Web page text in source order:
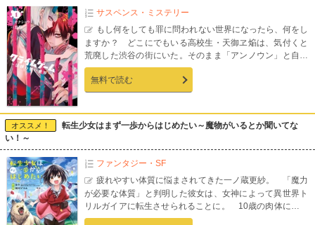
サスペンス・ミステリー
もし何をしても罪に問われない世界になったら、何をし
ますか？ どこにでもいる高校生・天御ヱ焔は、気付くと
荒廃した渋谷の街にいた。そのまま「アンノウン」と自称
する謎の人物にこの世界ではどんな犯罪を犯してもいいと
告げられ、罪の重さを競うデスゲームに強制参加させられ
ることに…！もし法律や社会のルール・マナーがなくなっ
当・恵那がタッグを組み描く犯罪デスゲーム、第1巻！
無料で読む
オススメ！
転生少女はまず一歩からはじめたい～魔物がいるとか聞いてな
い！～
ファンタジー・SF
疲れやすい体質に悩まされてきた一ノ蔵更紗。 「魔力
が必要な体質」と判明した彼女は、女神によって異世界ト
リルガイアに転生させられることに。 10歳の肉体に若返
り、虚弱体質をも克服！ しかし飛ばされた先は魔物だら